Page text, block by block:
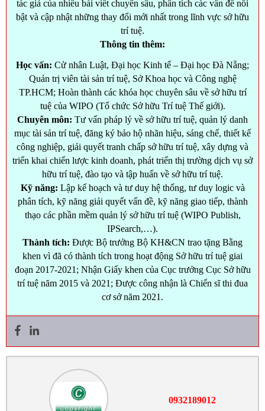
tác giả của nhiều bài viết chuyên sâu, phân tích các vấn đề nổi
bật và cập nhật những thay đổi mới nhất trong lĩnh vực sở hữu
trí tuệ.
Thông tin thêm:
Học vấn: Cử nhân Luật, Đại học Kinh tế – Đại học Đà Nẵng;
Quản trị viên tài sản trí tuệ, Sở Khoa học và Công nghệ
TP.HCM; Hoàn thành các khóa học chuyên sâu về sở hữu trí
tuệ của WIPO (Tổ chức Sở hữu Trí tuệ Thế giới).
Chuyên môn: Tư vấn pháp lý về sở hữu trí tuệ, quản lý danh
mục tài sản trí tuệ, đăng ký bảo hộ nhãn hiệu, sáng chế, thiết kế
công nghiệp, giải quyết tranh chấp sở hữu trí tuệ, xây dựng và
triển khai chiến lược kinh doanh, phát triển thị trường dịch vụ sở
hữu trí tuệ, đào tạo và tập huấn về sở hữu trí tuệ.
Kỹ năng: Lập kế hoạch và tư duy hệ thống, tư duy logic và
phân tích, kỹ năng giải quyết vấn đề, kỹ năng giao tiếp, thành
thạo các phần mềm quản lý sở hữu trí tuệ (WIPO Publish,
IPSearch,…).
Thành tích: Được Bộ trưởng Bộ KH&CN trao tặng Bằng
khen vì đã có thành tích trong hoạt động Sở hữu trí tuệ giai
đoạn 2017-2021; Nhận Giấy khen của Cục trưởng Cục Sở hữu
trí tuệ năm 2015 và 2021; Được công nhận là Chiến sĩ thi đua
cơ sở năm 2021.
0932189012